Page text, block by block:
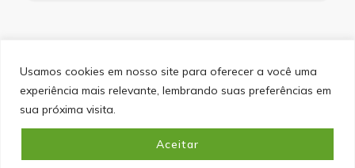
Usamos cookies em nosso site para oferecer a você uma
experiência mais relevante, lembrando suas preferências em
sua próxima visita.
Aceitar
&cópia; Direitos Autorais 2026Portal do Inferno
direitos reservados.Blossom PinIt | Desenvolvido por
SITEMAP POLÍTICA DE PRIVACIDADE
EQUIPE